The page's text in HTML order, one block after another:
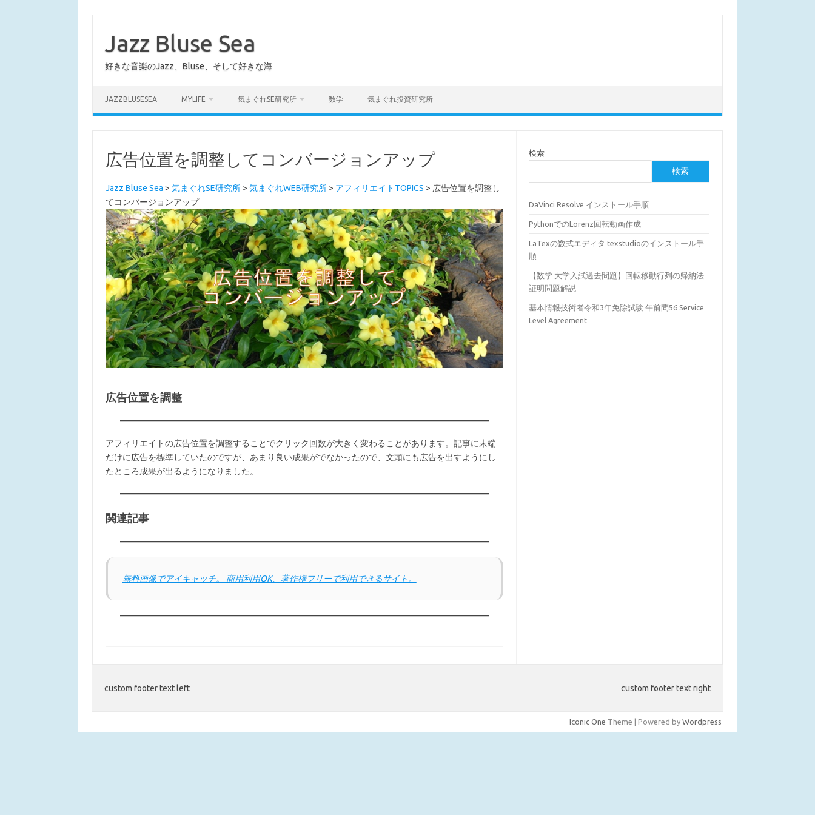
Jazz Bluse Sea
好きな音楽のJazz、Bluse、そして好きな海
JAZZBLUSESEA MYLIFE 気まぐれSE研究所 数学 気まぐれ投資研究所
広告位置を調整してコンバージョンアップ
Jazz Bluse Sea > 気まぐれSE研究所> 気まぐれWEB研究所> アフィリエイトTOPICS > 広告位置を調整し
てコンバージョンアップ
広告位置を調整
アフィリエイトの広告位置を調整することでクリック回数が大きく変わることがあります。記事に末端
だけに広告を標準していたのですが、あまり良い成果がでなかったので、文頭にも広告を出すようにし
たところ成果が出るようになりました。
関連記事
無料画像でアイキャッチ。 商用利用OK、著作権フリーで利用できるサイト。
検索
検索
DaVinci Resolve インストール手順
PythonでのLorenz回転動画作成
LaTexの数式エディタ texstudioのインストール手
順
【数学 大学入試過去問題】回転移動行列の帰納法
証明問題解説
基本情報技術者令和3年免除試験 午前問56 Service
Level Agreement
custom footer text left custom footer text right
Iconic One Theme | Powered by Wordpress